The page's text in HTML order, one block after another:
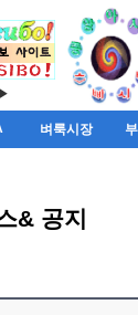
벼룩시장
& 공지